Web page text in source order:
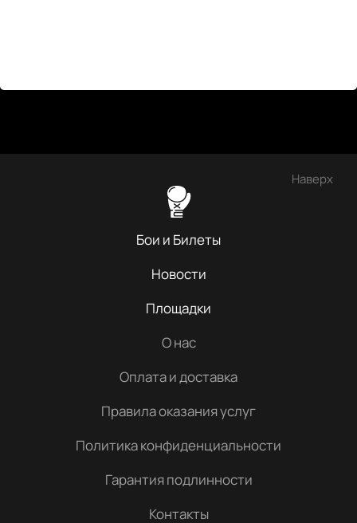
Наверх
Бои и Билеты
Новости
Площадки
О нас
Оплата и доставка
Правила оказания услуг
Политика конфиденциальности
Гарантия подлинности
Контакты